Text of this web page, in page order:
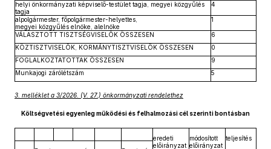
helyi önkormányzati képviselő-testület tagja, megyei közgyűlés
tagja
4
alpolgármester, főpolgármester-helyettes,
megyei közgyűlés elnöke, alelnöke
1
VÁLASZTOTT TISZTSÉGVISELŐK ÖSSZESEN
6
KÖZTISZTVISELŐK, KORMÁNYTISZTVISELŐK ÖSSZESEN
0
FOGLALKOZTATOTTAK ÖSSZESEN
9
Munkajogi zárólétszám
5
3. melléklet a 3/2026. (V. 27.) önkormányzati rendelethez
Költségvetési egyenleg működési és felhalmozási cél szerinti bontásban
eredeti
előirányzat
módosított
előirányzat
teljesítés